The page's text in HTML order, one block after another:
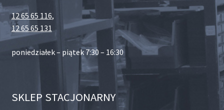
12 65 65 116,
12 65 65 131
poniedziałek – piątek 7:30 – 16:30
SKLEP STACJONARNY